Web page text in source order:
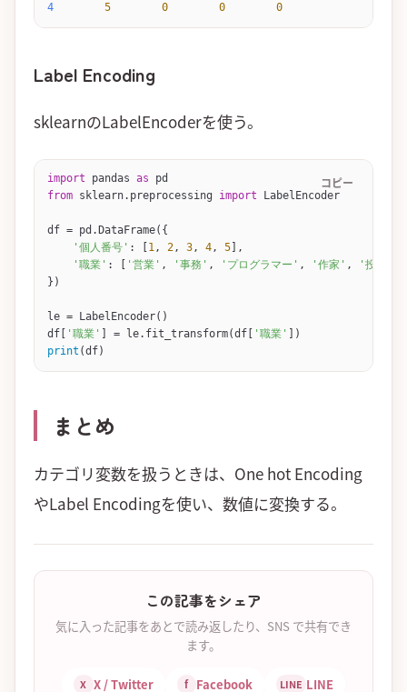
4
        5
        0
        0
        0
Label Encoding
sklearnのLabelEncoderを使う。
import pandas as pd
from sklearn.preprocessing import LabelEncoder
df = pd. DataFrame({
    '個人番号'
: [ 1, 2, 3, 4, 5 ],
    '職業'
: [ '営業' , '事務' , 'プログラマー' , '作家' , '投資家'
})
le = LabelEncoder()
df[
'職業' ] = le. fit_transform(df[ '職業'
])
print (df)
コピー
まとめ
カテゴリ変数を扱うときは、One hot Encoding
やLabel Encodingを使い、数値に変換する。
この記事をシェア
気に入った記事をあとで読み返したり、SNS で共有でき
ます。
X X / Twitter f Facebook LINE LINE